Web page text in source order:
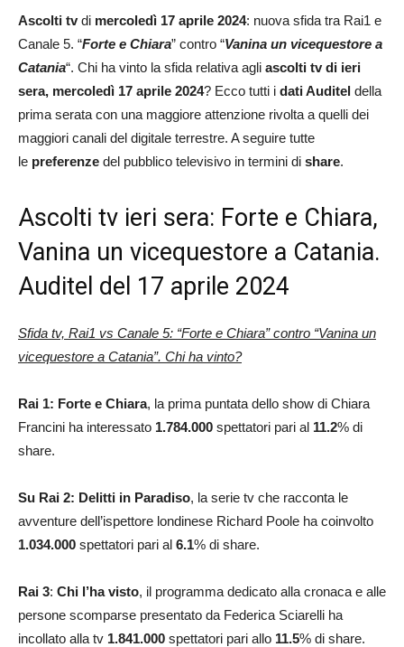
Ascolti tvdi mercoledì 17 aprile 2024: nuova sfida tra Rai1 e
Canale 5. “Forte e Chiara” contro “Vanina un vicequestore a
Catania“. Chi ha vinto la sfida relativa agli ascolti tv di ieri
sera, mercoledì 17 aprile 2024? Ecco tutti i dati Auditel della
prima serata con una maggiore attenzione rivolta a quelli dei
maggiori canali del digitale terrestre. A seguire tutte
le preferenze del pubblico televisivo in termini di share.
Ascolti tv ieri sera: Forte e Chiara,
Vanina un vicequestore a Catania.
Auditel del 17 aprile 2024
Sfida tv, Rai1 vs Canale 5: “Forte e Chiara” contro “Vanina un
vicequestore a Catania”. Chi ha vinto?
Rai 1: Forte e Chiara, la prima puntata dello show di Chiara
Francini ha interessato 1.784.000 spettatori pari al 11.2% di
share.
Su Rai 2: Delitti in Paradiso, la serie tv che racconta le
avventure dell’ispettore londinese Richard Poole ha coinvolto
1.034.000 spettatori pari al 6.1% di share.
Rai 3: Chi l’ha visto, il programma dedicato alla cronaca e alle
persone scomparse presentato da Federica Sciarelli ha
incollato alla tv 1.841.000 spettatori pari allo 11.5% di share.